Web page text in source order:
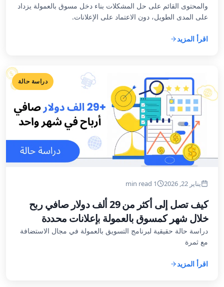
والمحتوى القائم على حل المشكلات بناء دخل مسوق بالعمولة يزداد
على المدى الطويل، دون الاعتماد على الإعلانات.
اقرأ المزيد
دراسة حالة
يناير 22, 2026 1 min read
كيف تصل إلى أكثر من 29 ألف دولار صافي ربح
خلال شهر كمسوق بالعمولة بإعلانات محددة
دراسة حالة حقيقية لبرنامج التسويق بالعمولة في مجال الاستضافة
مع ثمرة
اقرأ المزيد